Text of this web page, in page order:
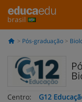
brasil
Pós-graduação
Centro:
G12